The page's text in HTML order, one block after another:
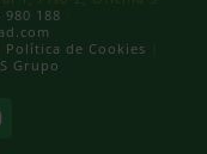
980 188
Política de Cookies
Grupo